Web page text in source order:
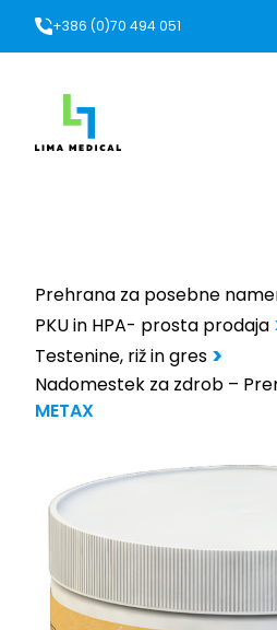
+386 (0)70 494 051
Prehrana za posebne
PKU in HPA- prosta prodaja
Testenine, riž in gres
Nadomestek za zdrob –
METAX